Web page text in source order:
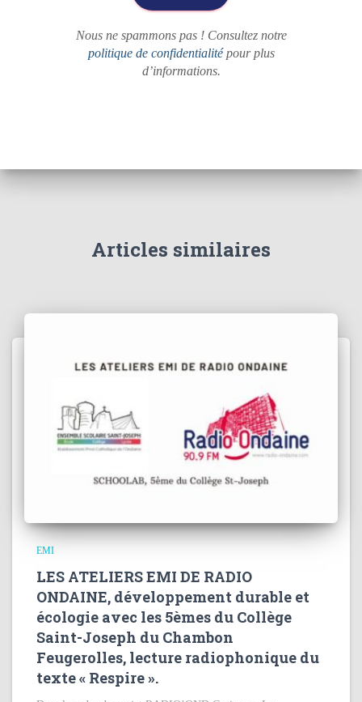
Nous ne spammons pas ! Consultez notre
politique de confidentialitépour plus
d’informations.
Articles similaires
EMI
LES ATELIERS EMI DE RADIO
ONDAINE, développement durable et
écologie avec les 5èmes du Collège
Saint-Joseph du Chambon
Feugerolles, lecture radiophonique du
texte « Respire ».